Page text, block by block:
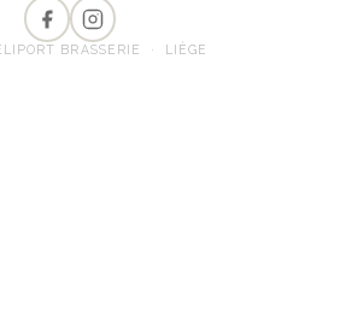
BRASSERIE · LIÈGE